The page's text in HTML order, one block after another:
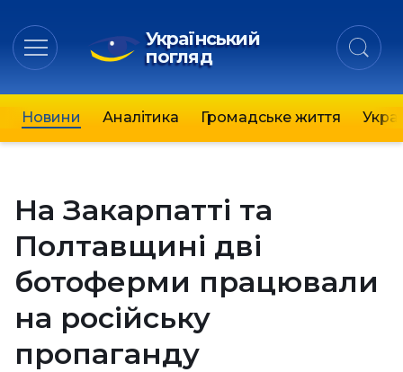
Український
погляд
Новини Аналітика Громадське життя
На Закарпатті та
Полтавщині дві
ботоферми працювали
на російську
пропаганду